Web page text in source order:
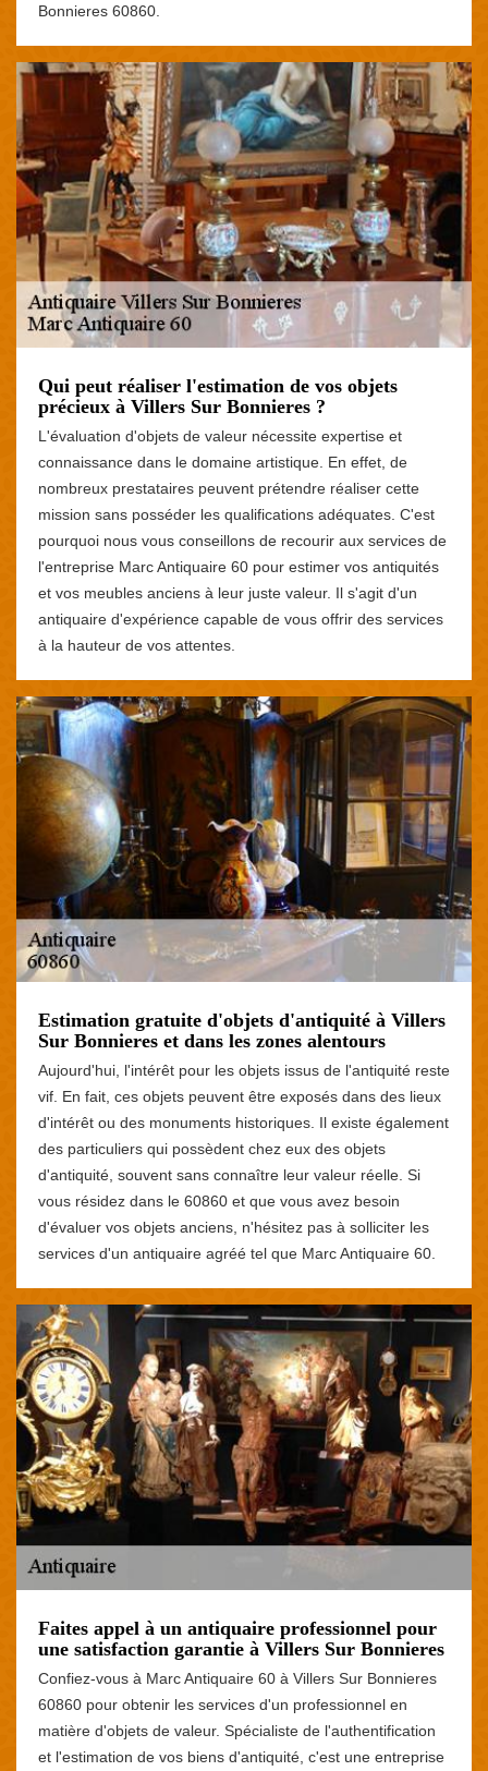
Bonnieres 60860.
Qui peut réaliser l'estimation de vos objets
précieux à Villers Sur Bonnieres ?
L'évaluation d'objets de valeur nécessite expertise et
connaissance dans le domaine artistique. En effet, de
nombreux prestataires peuvent prétendre réaliser cette
mission sans posséder les qualifications adéquates. C'est
pourquoi nous vous conseillons de recourir aux services de
l'entreprise Marc Antiquaire 60 pour estimer vos antiquités
et vos meubles anciens à leur juste valeur. Il s'agit d'un
antiquaire d'expérience capable de vous offrir des services
à la hauteur de vos attentes.
Estimation gratuite d'objets d'antiquité à Villers
Sur Bonnieres et dans les zones alentours
Aujourd'hui, l'intérêt pour les objets issus de l'antiquité reste
vif. En fait, ces objets peuvent être exposés dans des lieux
d'intérêt ou des monuments historiques. Il existe également
des particuliers qui possèdent chez eux des objets
d'antiquité, souvent sans connaître leur valeur réelle. Si
vous résidez dans le 60860 et que vous avez besoin
d'évaluer vos objets anciens, n'hésitez pas à solliciter les
services d'un antiquaire agréé tel que Marc Antiquaire 60.
Faites appel à un antiquaire professionnel pour
une satisfaction garantie à Villers Sur Bonnieres
Confiez-vous à Marc Antiquaire 60 à Villers Sur Bonnieres
60860 pour obtenir les services d'un professionnel en
matière d'objets de valeur. Spécialiste de l'authentification
et l'estimation de vos biens d'antiquité, c'est une entreprise